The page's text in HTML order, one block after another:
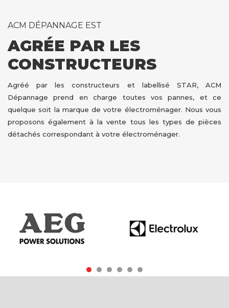
ACM DÉPANNAGE EST
AGRÉE PAR LES
CONSTRUCTEURS
Agréé par les constructeurs et labellisé STAR, ACM
Dépannage prend en charge toutes vos pannes, et ce
quelque soit la marque de votre électroménager. Nous vous
proposons également à la vente tous les types de pièces
détachés correspondant à votre électroménager.